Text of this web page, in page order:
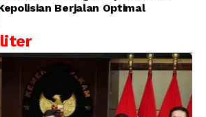
Berjalan Optimal